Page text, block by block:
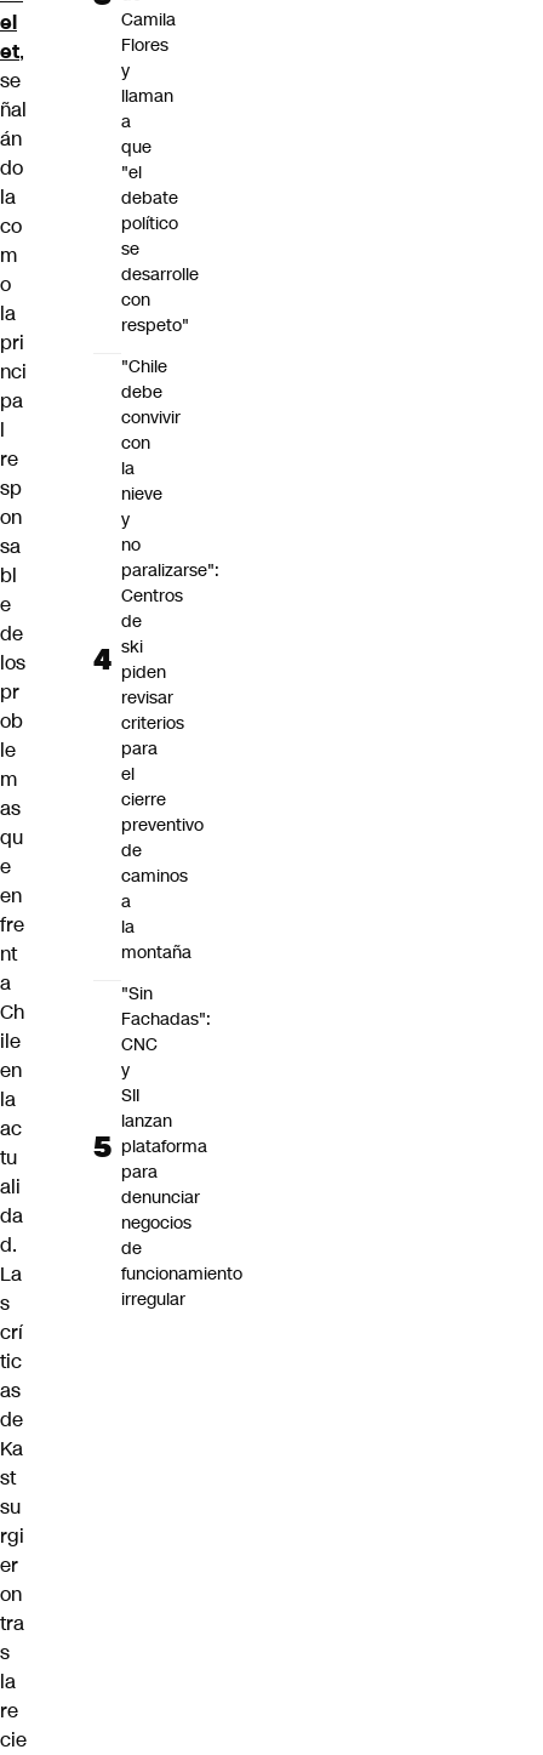
el
et,
se
ñal
án
do
la
co
m
o
la
pri
nci
pa
l
re
sp
on
sa
bl
e
de
los
pr
ob
le
m
as
qu
e
en
fre
nt
a
Ch
ile
en
la
ac
tu
ali
da
d.
La
s
crí
tic
as
de
Ka
st
su
rgi
er
on
tra
s
la
re
cie
Camila
Flores
y
llaman
a
que
"el
debate
político
se
desarrolle
con
respeto"
"Chile
debe
convivir
con
la
nieve
y
no
paralizarse":
Centros
de
ski
piden
revisar
criterios
para
el
cierre
preventivo
de
caminos
a
la
montaña
"Sin
Fachadas":
CNC
y
SII
lanzan
plataforma
para
denunciar
negocios
de
funcionamiento
irregular